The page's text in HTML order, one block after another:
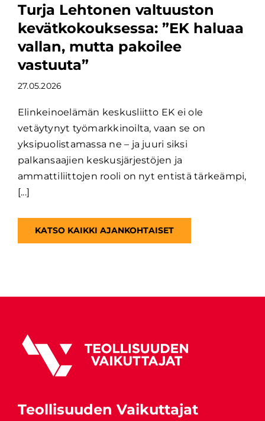
Turja Lehtonen valtuuston
kevätkokouksessa: ”EK haluaa
vallan, mutta pakoilee
vastuuta”
27.05.2026
Elinkeinoelämän keskusliitto EK ei ole
vetäytynyt työmarkkinoilta, vaan se on
yksipuolistamassa ne – ja juuri siksi
palkansaajien keskusjärjestöjen ja
ammattiliittojen rooli on nyt entistä tärkeämpi,
[...]
KATSO KAIKKI AJANKOHTAISET
Teollisuuden Vaikuttajat